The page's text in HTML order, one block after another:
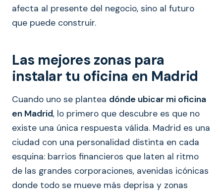
afecta al presente del negocio, sino al futuro
que puede construir.
Las mejores zonas para
instalar tu oficina en Madrid
Cuando uno se plantea dónde ubicar mi oficina
en Madrid, lo primero que descubre es que no
existe una única respuesta válida. Madrid es una
ciudad con una personalidad distinta en cada
esquina: barrios financieros que laten al ritmo
de las grandes corporaciones, avenidas icónicas
donde todo se mueve más deprisa y zonas